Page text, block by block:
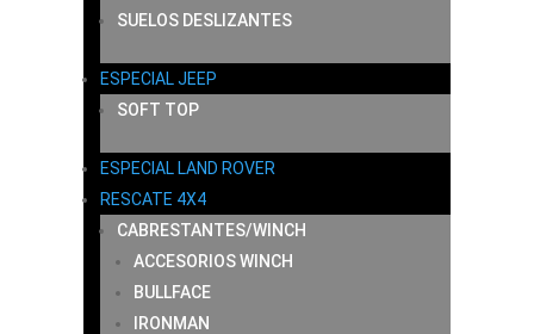
SUELOS DESLIZANTES
ESPECIAL JEEP
SOFT TOP
ESPECIAL LAND ROVER
RESCATE 4X4
CABRESTANTES/WINCH
ACCESORIOS WINCH
BULLFACE
IRONMAN